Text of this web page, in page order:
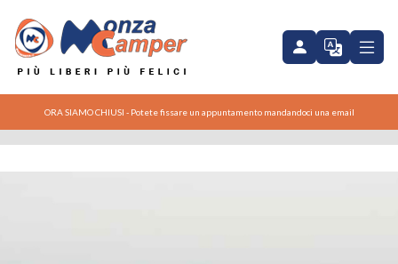
ORA SIAMO CHIUSI - Potete fissare un appuntamento mandandoci una email